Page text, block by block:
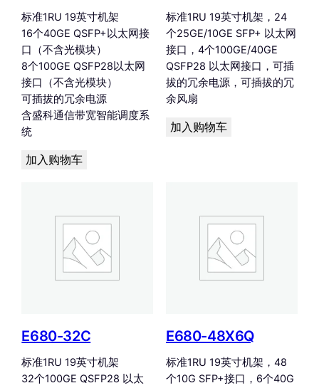
标准1RU 19英寸机架
16个40GE QSFP+以太网接
口（不含光模块）
8个100GE QSFP28以太网
接口（不含光模块）
可插拔的冗余电源
含盛科通信带宽智能调度系
统
加入购物车
标准1RU 19英寸机架，24
个25GE/10GE SFP+ 以太网
接口，4个100GE/40GE
QSFP28 以太网接口，可插
拔的冗余电源，可插拔的冗
余风扇
加入购物车
E680-32C
标准1RU 19英寸机架
32个100GE QSFP28 以太
E680-48X6Q
标准1RU 19英寸机架，48
个10G SFP+接口，6个40G